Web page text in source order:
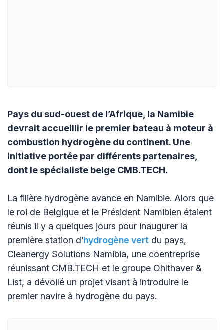
Pays du sud-ouest de l’Afrique, la Namibie
devrait accueillir le premier bateau à moteur à
combustion hydrogène du continent. Une
initiative portée par différents partenaires,
dont le spécialiste belge CMB.TECH.
La filière hydrogène avance en Namibie. Alors que
le roi de Belgique et le Président Namibien étaient
réunis il y a quelques jours pour inaugurer la
première station d’hydrogène vert du pays,
Cleanergy Solutions Namibia, une coentreprise
réunissant CMB.TECH et le groupe Ohlthaver &
List, a dévoilé un projet visant à introduire le
premier navire à hydrogène du pays.